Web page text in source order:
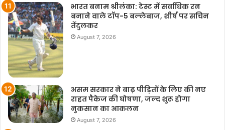
भारत बनाम श्रीलंका: टेस्ट में सर्वाधिक रन
बनाने वाले टॉप-5 बल्लेबाज, शीर्ष पर सचिन
तेंदुलकर
August 7, 2026
असम सरकार ने बाढ़ पीड़ितों के लिए की नए
राहत पैकेज की घोषणा, जल्द शुरू होगा
नुकसान का आकलन
August 7, 2026